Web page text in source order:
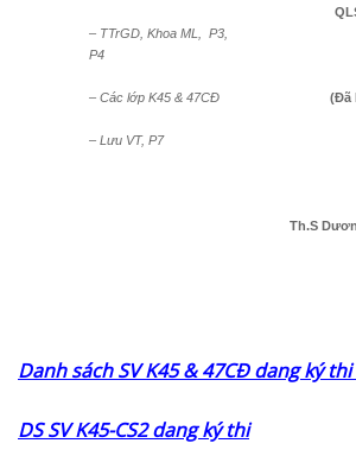
– TTrGD, Khoa ML,
P3,
P4
– Các lớp K45 & 47CĐ
– Lưu VT, P7
(Đã
Th.S
Danh sách SV K45 & 47CÐ dang ký thi
DS SV K45-CS2 dang ký thi